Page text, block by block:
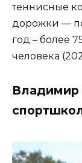
теннисные
дорожки —
год – более
человека
Владимир